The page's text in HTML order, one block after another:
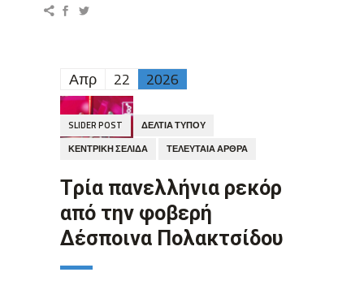
Απρ 22 2026
SLIDER POST
ΔΕΛΤΊΑ ΤΎΠΟΥ
ΚΕΝΤΡΙΚΉ ΣΕΛΊΔΑ
ΤΕΛΕΥΤΑΊΑ ΆΡΘΡΑ
Tρία πανελλήνια ρεκόρ
από την φοβερή
Δέσποινα Πολακτσίδου